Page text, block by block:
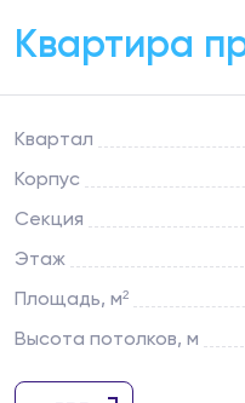
Квартал
Корпус
Секция
Этаж
Площадь, м²
Высота потолков, м
Квартира